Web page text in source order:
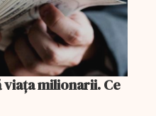
milionarii. Ce